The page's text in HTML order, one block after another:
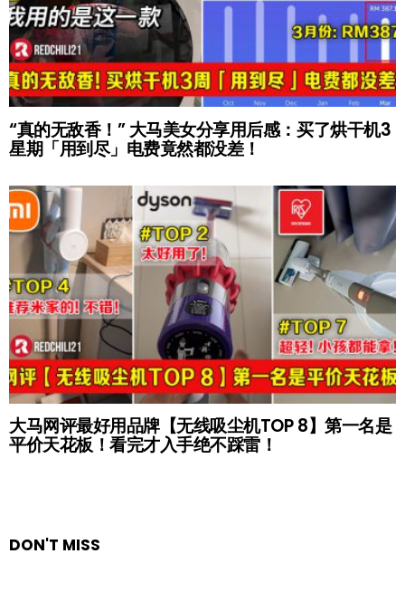
“真的无敌香！” 大马美女分享用后感：买了烘干机3
星期「用到尽」电费竟然都没差！
大马网评最好用品牌【无线吸尘机TOP 8】第一名是
平价天花板！看完才入手绝不踩雷！
DON'T MISS